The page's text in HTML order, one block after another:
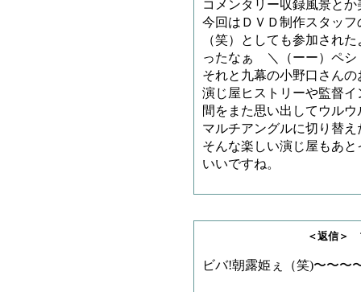
コメンタリー収録風景と
今回はＤＶＤ制作スタッ
（笑）としても参加され
ったなぁ ＼（ーー）ペシ
それと九幕の小野口さん
演じ屋ヒストリーや監督
間をまた思い出してウル
マルチアングルに切り替
そんな楽しい演じ屋もあ
いいですね。
＜返信＞ ブラックジ
ビバ!朝露姫ぇ（笑)〜〜